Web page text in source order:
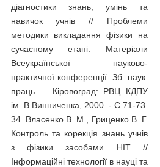
діагностики знань, умінь та
навичок учнів // Проблеми
методики викладання фізики на
сучасному етапі. Матеріали
Всеукраїнської науково-
практичної конференції: Зб. наук.
праць. – Кіровоград: РВЦ КДПУ
ім. В.Винниченка, 2000. - C.71-73.
34. Власенко В. М., Гриценко В. Г.
Контроль та корекція знань учнів
з фізики засобами НІТ //
Інформаційні технології в науці та